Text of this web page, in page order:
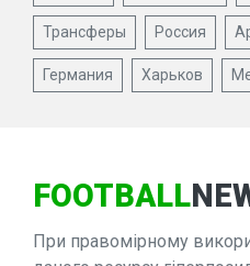
Трансферы Россия
Германия Харьков
FOOTBALL
При правомірному